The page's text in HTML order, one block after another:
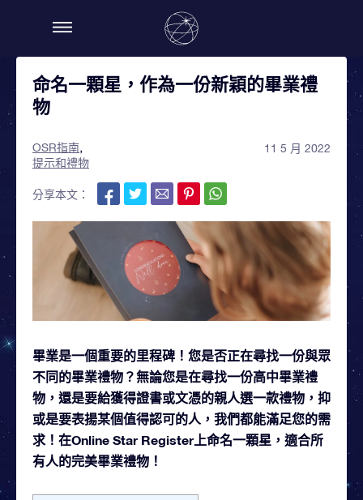
命名一顆星，作為一份新穎的畢業禮
物
OSR指南
提示和禮物
11 5 月 2022
分享本文：
畢業是一個重要的里程碑！您是否正在尋找一份與眾
不同的畢業禮物？無論您是在尋找一份高中畢業禮
物，還是要給獲得證書或文憑的親人選一款禮物，抑
或是要表揚某個值得認可的人，我們都能滿足您的需
求！在Online Star Register上命名一顆星，適合所
有人的完美畢業禮物！